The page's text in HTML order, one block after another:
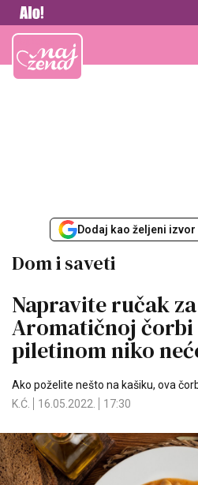
Vesti
Najžena
Dodaj kao željeni
Dom i saveti
Napravite ručak
Aromatičnoj čorbi
piletinom niko
Ako poželite nešto na kašiku, ova
K.Ć.
16.05.2022. 17:30